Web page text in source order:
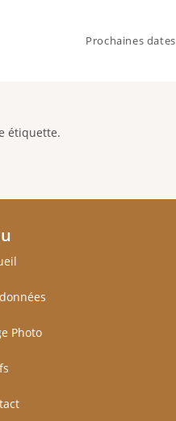
Prochaines dates
étiquette.
Photo